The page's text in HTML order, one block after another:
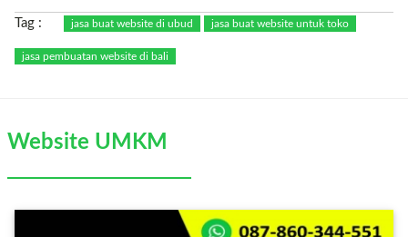
Tag : jasa buat website di ubud jasa buat website untuk toko
jasa pembuatan website di bali
Website UMKM